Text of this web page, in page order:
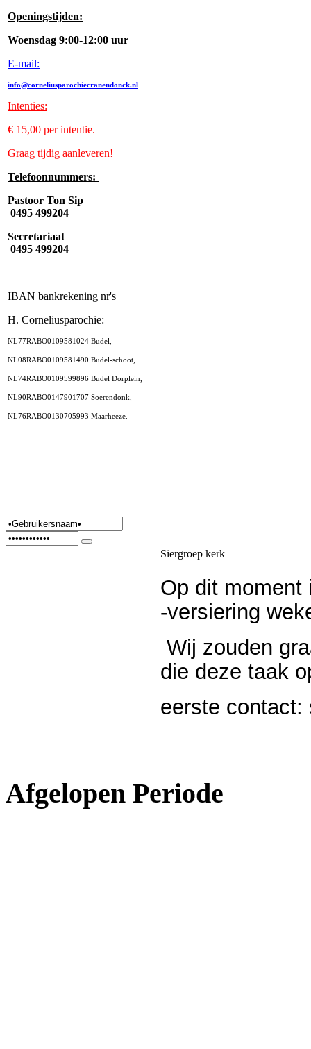
Openingstijden:
Woensdag 9:00-12:00 uur
E-mail:
info@corneliusparochiecranendonck.nl
Intenties:
€ 15,00 per intentie.
Graag tijdig aanleveren!
Telefoonnummers:
Pastoor Ton Sip
0495 499204
Secretariaat
0495 499204
IBAN bankrekening nr's
H. Corneliusparochie:
NL77RABO0109581024 Budel,
NL08RABO0109581490 Budel-schoot,
NL74RABO0109599896 Budel Dorplein,
NL90RABO0147901707 Soerendonk,
NL76RABO0130705993 Maarheeze.
Siergroep kerk
Op dit moment
-versiering
Wij zouden
die deze taak
eerste contact:
Afgelopen Periode